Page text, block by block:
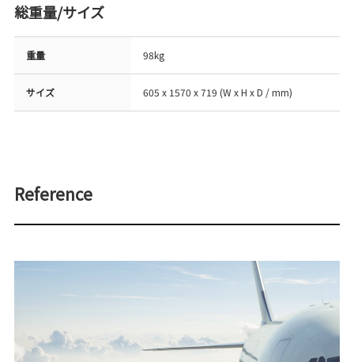
総重量/サイズ
重量 98kg
サイズ 605 x 1570 x 719 (W x H x D / mm)
Reference